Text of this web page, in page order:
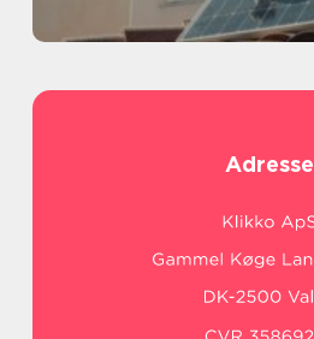
Adresse